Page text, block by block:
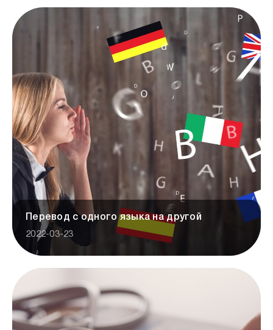
Перевод с одного языка на другой
2022-03-23